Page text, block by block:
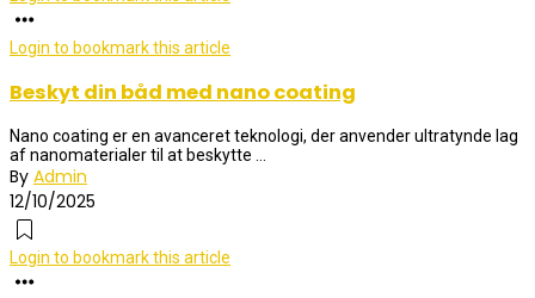
Login to bookmark this article
Beskyt din båd med nano coating
Nano coating er en avanceret teknologi, der anvender ultratynde lag
af nanomaterialer til at beskytte ...
By Admin
12/10/2025
Login to bookmark this article